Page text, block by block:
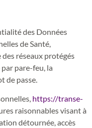
des Données
de Santé,
des réseaux protégés
pare-feu, la
de passe.
https://transe-
raisonnables visant à
détournée, accès